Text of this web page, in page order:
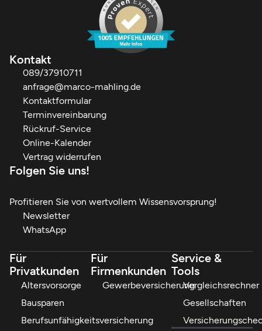
Kontakt
089/37910711
anfrage@marco-mahling.de
Kontaktformular
Terminvereinbarung
Rückruf-Service
Online-Kalender
Vertrag widerrufen
Folgen Sie uns!
Profitieren Sie von wertvollem Wissensvorsprung!
Newsletter
WhatsApp
Für
Privatkunden
Altersvorsorge
Bausparen
Berufsunfähigkeitsversicherung
Für
Firmenkunden
Gewerbeversicherung
Service &
Tools
Vergleichsrechner
Gesellschaften